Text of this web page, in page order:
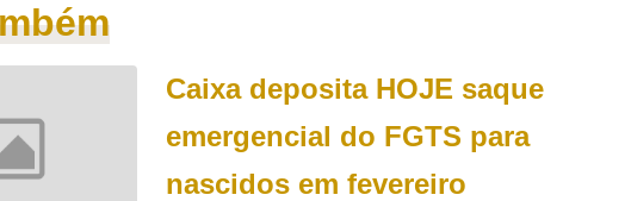
Caixa deposita HOJE saque
emergencial do FGTS para
nascidos em fevereiro